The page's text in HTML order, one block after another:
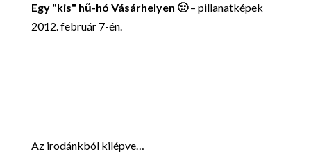
Egy "kis" hű-hó Vásárhelyen 🙂– pillanatképek
2012. február 7-én.
Az irodánkból kilépve…